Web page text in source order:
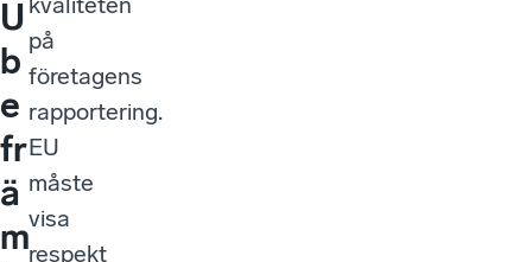
U
b
e
fr
ä
m
på
företagens
rapportering.
EU
måste
visa
respekt